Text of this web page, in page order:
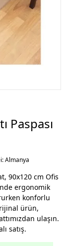
Paspası
Almanya
90x120 cm Ofis
ergonomik
konforlu
ürün,
ulaşın.
satış.